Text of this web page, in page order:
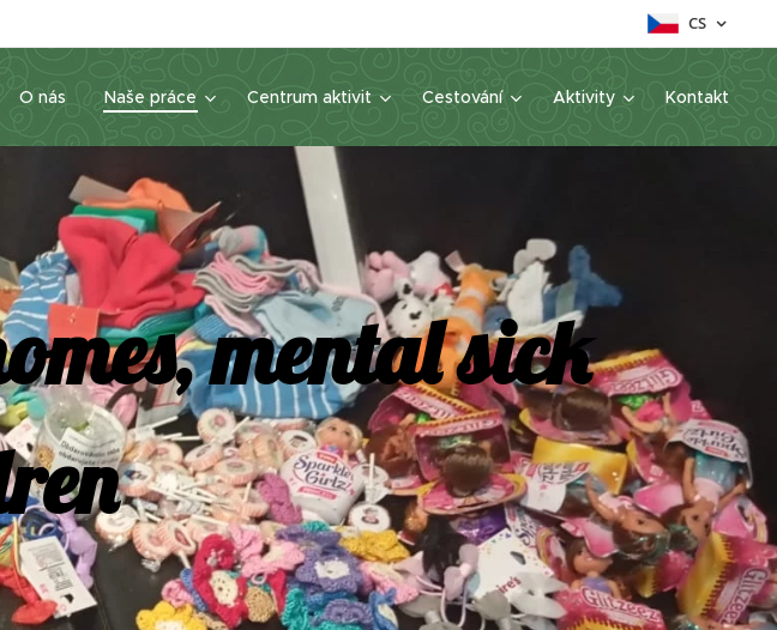
CS
O nás Naše práce Centrum aktivit Cestování Aktivity Kontakt
mental sick